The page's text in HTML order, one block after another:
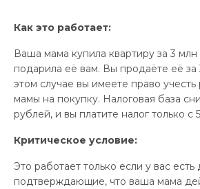
Как это работает:
Ваша мама купила квартиру за 3
подарила её вам. Вы продаёте её за
этом случае вы имеете право
мамы на покупку. Налоговая база
рублей, и вы платите налог только с
Критическое условие:
Это работает только если у вас
подтверждающие, что ваша мама